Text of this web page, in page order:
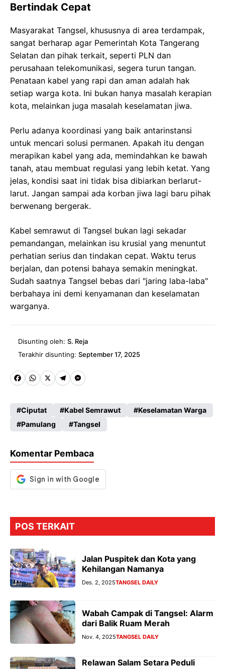
Bertindak Cepat
Masyarakat Tangsel, khususnya di area terdampak,
sangat berharap agar Pemerintah Kota Tangerang
Selatan dan pihak terkait, seperti PLN dan
perusahaan telekomunikasi, segera turun tangan.
Penataan kabel yang rapi dan aman adalah hak
setiap warga kota. Ini bukan hanya masalah kerapian
kota, melainkan juga masalah keselamatan jiwa.
Perlu adanya koordinasi yang baik antarinstansi
untuk mencari solusi permanen. Apakah itu dengan
merapikan kabel yang ada, memindahkan ke bawah
tanah, atau membuat regulasi yang lebih ketat. Yang
jelas, kondisi saat ini tidak bisa dibiarkan berlarut-
larut. Jangan sampai ada korban jiwa lagi baru pihak
berwenang bergerak.
Kabel semrawut di Tangsel bukan lagi sekadar
pemandangan, melainkan isu krusial yang menuntut
perhatian serius dan tindakan cepat. Waktu terus
berjalan, dan potensi bahaya semakin meningkat.
Sudah saatnya Tangsel bebas dari "jaring laba-laba"
berbahaya ini demi kenyamanan dan keselamatan
warganya.
Disunting oleh: S. Reja
Terakhir disunting: September 17, 2025
Fa
b
o
k
W
ts
A
p
X
Te
gr
a
M
se
n
er
Ciputat Kabel Semrawut
Keselamatan Warga
Pamulang
Tangsel
Komentar Pembaca
POS TERKAIT
Jalan Puspitek dan Kota yang
Kehilangan Namanya
Des. 2, 2025TANGSEL DAILY
Wabah Campak di Tangsel: Alarm
dari Balik Ruam Merah
Nov. 4, 2025TANGSEL DAILY
Relawan Salam Setara Peduli